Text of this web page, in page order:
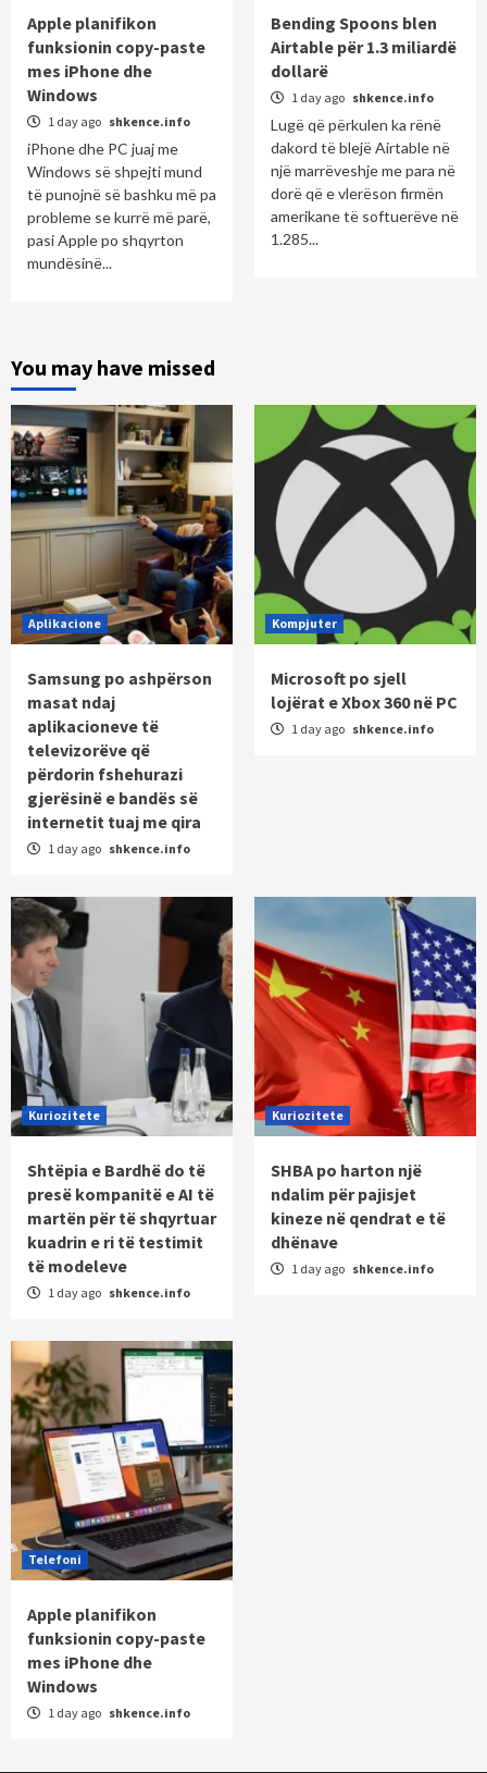
Apple planifikon
funksionin copy-paste
mes iPhone dhe
Windows
1 day ago shkence.info
iPhone dhe PC juaj me
Windows së shpejti mund
të punojnë së bashku më pa
probleme se kurrë më parë,
pasi Apple po shqyrton
mundësinë...
Bending Spoons blen
Airtable për 1.3 miliardë
dollarë
1 day ago shkence.info
Lugë që përkulen ka rënë
dakord të blejë Airtable në
një marrëveshje me para në
dorë që e vlerëson firmën
amerikane të softuerëve në
1.285...
You may have missed
Aplikacione
Samsung po ashpërson
masat ndaj
aplikacioneve të
televizorëve që
përdorin fshehurazi
gjerësinë e bandës së
internetit tuaj me qira
1 day ago shkence.info
Kompjuter
Microsoft po sjell
lojërat e Xbox 360 në PC
1 day ago shkence.info
Kuriozitete
Shtëpia e Bardhë do të
presë kompanitë e AI të
martën për të shqyrtuar
kuadrin e ri të testimit
të modeleve
1 day ago shkence.info
Kuriozitete
SHBA po harton një
ndalim për pajisjet
kineze në qendrat e të
dhënave
1 day ago shkence.info
Telefoni
Apple planifikon
funksionin copy-paste
mes iPhone dhe
Windows
1 day ago shkence.info